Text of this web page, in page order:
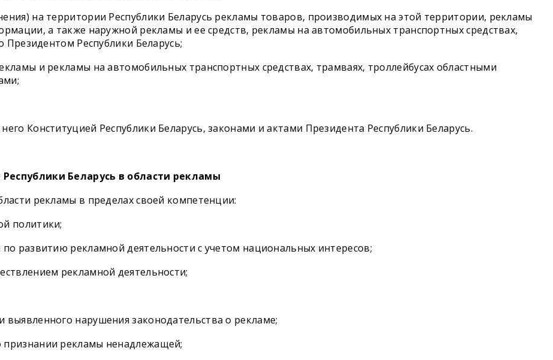
на территории Республики Беларусь рекламы товаров, производимых на этой территории, рекламы
а также наружной рекламы и ее средств, рекламы на автомобильных транспортных средствах,
Президентом Республики Беларусь;
и рекламы на автомобильных транспортных средствах, трамваях, троллейбусах областными
Конституцией Республики Беларусь, законами и актами Президента Республики Беларусь.
Беларусь в области рекламы
рекламы в пределах своей компетенции:
политики;
развитию рекламной деятельности с учетом национальных интересов;
рекламной деятельности;
нарушения законодательства о рекламе;
рекламы ненадлежащей;